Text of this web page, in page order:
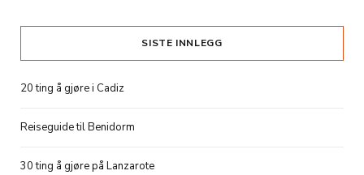
SISTE INNLEGG
20 ting å gjøre i Cadiz
Reiseguide til Benidorm
30 ting å gjøre på Lanzarote